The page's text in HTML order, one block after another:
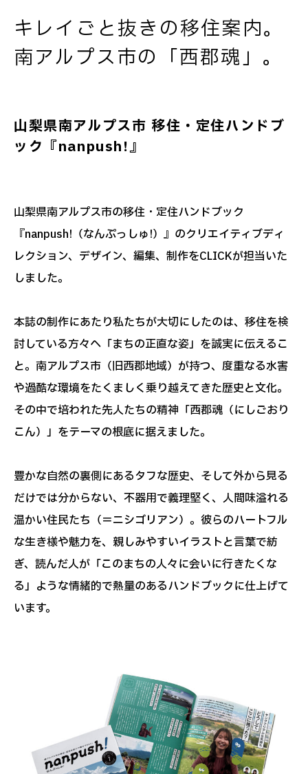
キレイごと抜きの移住案内。
南アルプス市の「西郡魂」。
山梨県南アルプス市 移住・定住ハンドブ
ック『nanpush!』
山梨県南アルプス市の移住・定住ハンドブック
『nanpush!（なんぷっしゅ!）』のクリエイティブディ
レクション、デザイン、編集、制作をCLICKが担当いた
しました。
本誌の制作にあたり私たちが大切にしたのは、移住を検
討している方々へ「まちの正直な姿」を誠実に伝えるこ
と。南アルプス市（旧西郡地域）が持つ、度重なる水害
や過酷な環境をたくましく乗り越えてきた歴史と文化。
その中で培われた先人たちの精神「西郡魂（にしごおり
こん）」をテーマの根底に据えました。
豊かな自然の裏側にあるタフな歴史、そして外から見る
だけでは分からない、不器用で義理堅く、人間味溢れる
温かい住民たち（＝ニシゴリアン）。彼らのハートフル
な生き様や魅力を、親しみやすいイラストと言葉で紡
ぎ、読んだ人が「このまちの人々に会いに行きたくな
る」ような情緒的で熱量のあるハンドブックに仕上げて
います。